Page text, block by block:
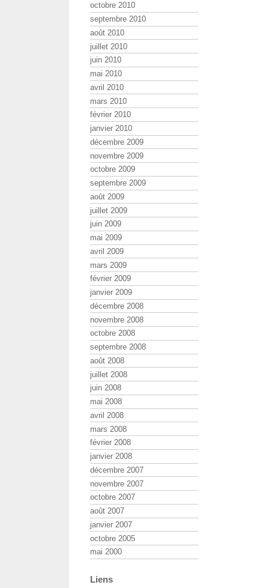
octobre 2010
septembre 2010
août 2010
juillet 2010
juin 2010
mai 2010
avril 2010
mars 2010
février 2010
janvier 2010
décembre 2009
novembre 2009
octobre 2009
septembre 2009
août 2009
juillet 2009
juin 2009
mai 2009
avril 2009
mars 2009
février 2009
janvier 2009
décembre 2008
novembre 2008
octobre 2008
septembre 2008
août 2008
juillet 2008
juin 2008
mai 2008
avril 2008
mars 2008
février 2008
janvier 2008
décembre 2007
novembre 2007
octobre 2007
août 2007
janvier 2007
octobre 2005
mai 2000
Liens